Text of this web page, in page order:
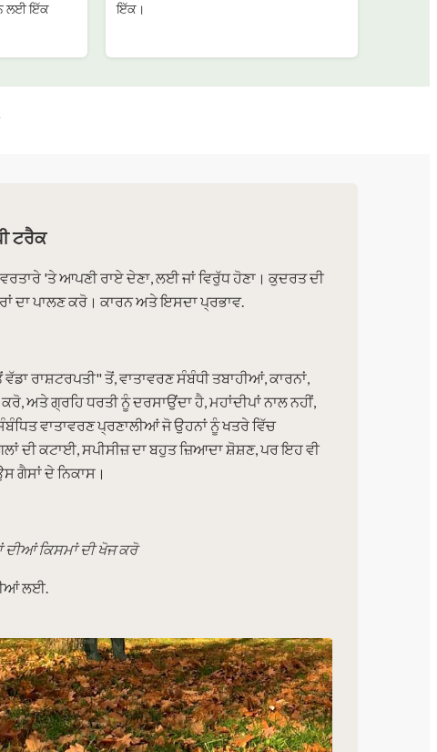
ਲਈ ਇੱਕ
ਇੱਕ।
ਟਰੈਕ
'ਤੇ ਆਪਣੀ ਰਾਏ ਦੇਣਾ, ਲਈ ਜਾਂ ਵਿਰੁੱਧ ਹੋਣਾ। ਕੁਦਰਤ ਦੀ
ਦਾ ਪਾਲਣ ਕਰੋ। ਕਾਰਨ ਅਤੇ ਇਸਦਾ ਪ੍ਰਭਾਵ.
ਰਾਸ਼ਟਰਪਤੀ" ਤੋਂ, ਵਾਤਾਵਰਣ ਸੰਬੰਧੀ ਤਬਾਹੀਆਂ, ਕਾਰਨਾਂ,
ਅਤੇ ਗ੍ਰਹਿ ਧਰਤੀ ਨੂੰ ਦਰਸਾਉਂਦਾ ਹੈ, ਮਹਾਂਦੀਪਾਂ ਨਾਲ ਨਹੀਂ,
ਵਾਤਾਵਰਣ ਪ੍ਰਣਾਲੀਆਂ ਜੋ ਉਹਨਾਂ ਨੂੰ ਖਤਰੇ ਵਿੱਚ
ਦੀ ਕਟਾਈ, ਸਪੀਸੀਜ਼ ਦਾ ਬਹੁਤ ਜ਼ਿਆਦਾ ਸ਼ੋਸ਼ਣ, ਪਰ ਇਹ ਵੀ
ਗੈਸਾਂ ਦੇ ਨਿਕਾਸ।
ਦੀਆਂ ਕਿਸਮਾਂ ਦੀ ਖੋਜ ਕਰੋ
ਲਈ.